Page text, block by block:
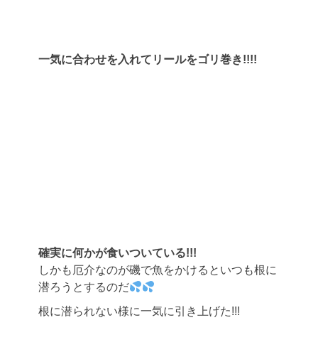
一気に合わせを入れてリールをゴリ巻き!!!!
確実に何かが食いついている!!!
しかも厄介なのが磯で魚をかけるといつも根に
潜ろうとするのだ
根に潜られない様に一気に引き上げた!!!